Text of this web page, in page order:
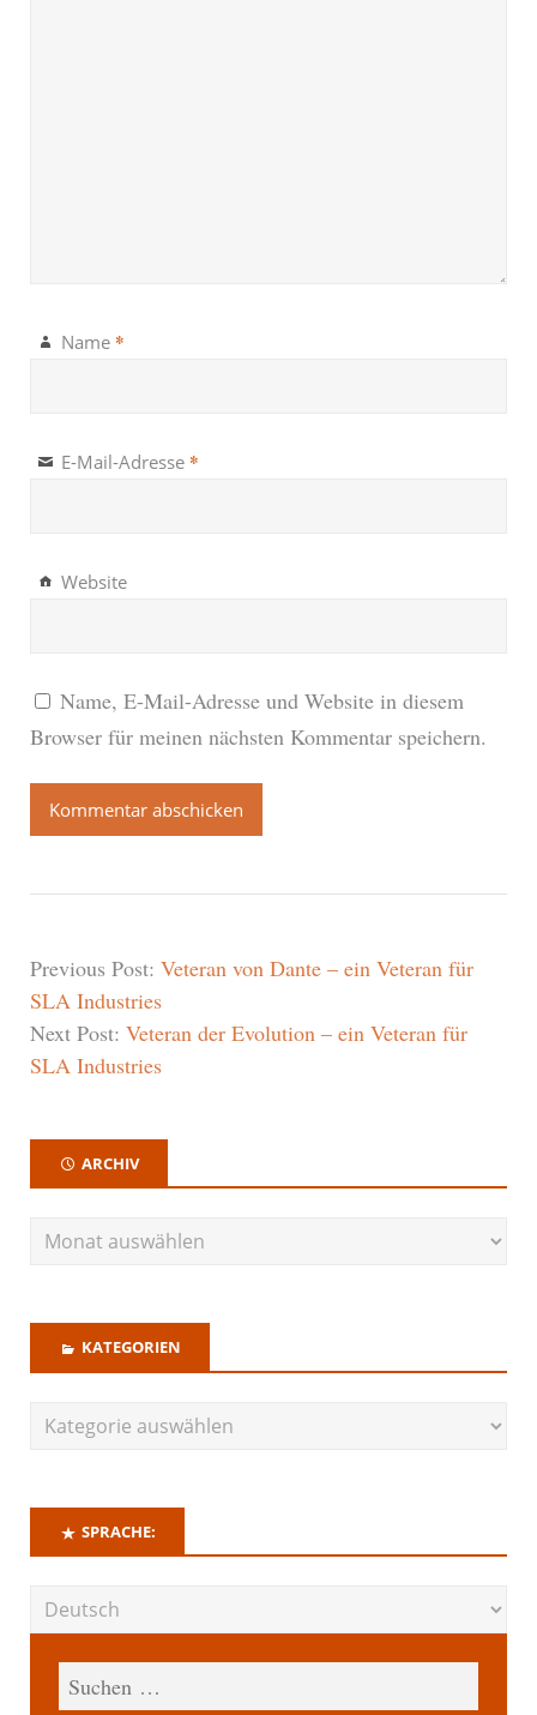
Name *
E-Mail-Adresse *
Website
Name, E-Mail-Adresse und Website in diesem
Browser für meinen nächsten Kommentar speichern.
Previous Post: Veteran von Dante – ein Veteran für
SLA Industries
Next Post: Veteran der Evolution – ein Veteran für
SLA Industries
ARCHIV
KATEGORIEN
SPRACHE: